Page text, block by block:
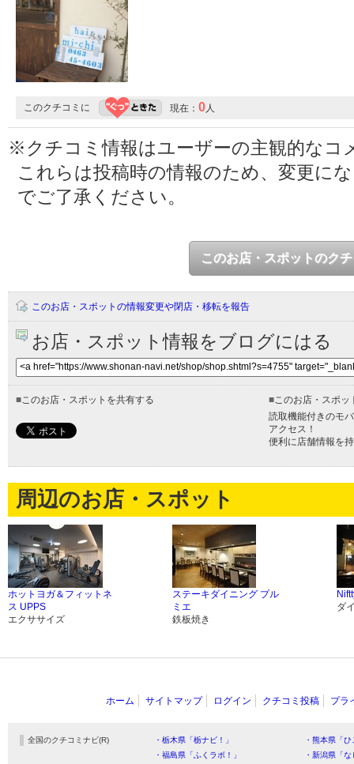
このクチコミに 現在： 0 人
※クチコミ情報はユーザーの主観的なコ
これらは投稿時の情報のため、変更に
でご了承ください。
このお店・スポットのク
このお店・スポットの情報変更や閉店・移転を報告
お店・スポット情報をブログにはる
■ このお店・スポットを共有する ■ このお店・スポ
読取機能付きのモ
アクセス！
便利に店舗情報を
周辺のお店・スポット
ホットヨガ＆フィットネ
ス UPPS
エクササイズ
ステーキダイニング プル
ミエ
鉄板焼き
ダ
ホーム サイトマップ ログイン クチコミ投稿 プラ
全国のクチコミナビ(R) ・栃木県「栃ナビ！」
・熊本県「
・福島県「ふくラボ！」
・新潟県「